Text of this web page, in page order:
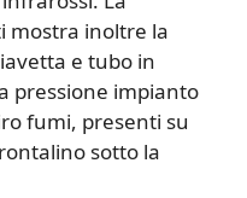
mostra inoltre la
e tubo in
pressione impianto
fumi, presenti su
sotto la